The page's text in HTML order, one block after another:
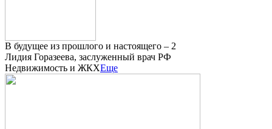
В будущее из прошлого и настоящего – 2
Лидия Горазеева, заслуженный врач РФ
Недвижимость и ЖКХЕще